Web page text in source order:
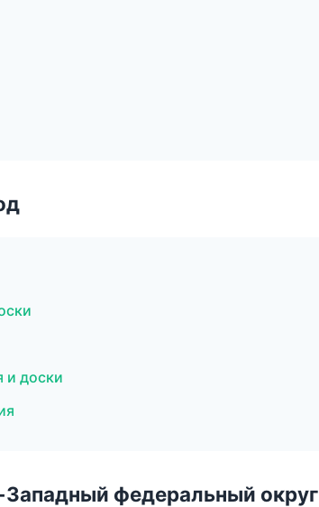
и доски
федеральный округ